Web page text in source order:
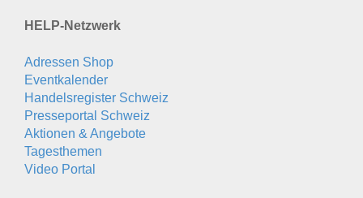
HELP-Netzwerk
Adressen Shop
Eventkalender
Handelsregister Schweiz
Presseportal Schweiz
Aktionen & Angebote
Tagesthemen
Video Portal